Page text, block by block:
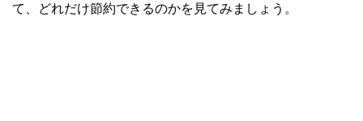
て、どれだけ節約できるのかを見てみましょう。